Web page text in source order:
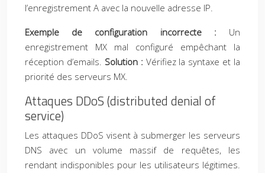
l’enregistrement A avec la nouvelle adresse IP.
Exemple de configuration incorrecte : Un
enregistrement MX mal configuré empêchant la
réception d’emails. Solution : Vérifiez la syntaxe et la
priorité des serveurs MX.
Attaques DDoS (distributed denial of
service)
Les attaques DDoS visent à submerger les serveurs
DNS avec un volume massif de requêtes, les
rendant indisponibles pour les utilisateurs légitimes.